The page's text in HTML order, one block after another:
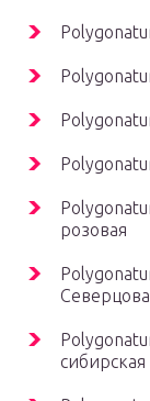
розовая
Северцова
сибирская